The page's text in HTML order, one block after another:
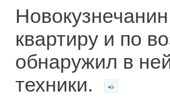
квартиру и по
обнаружил в
техники.